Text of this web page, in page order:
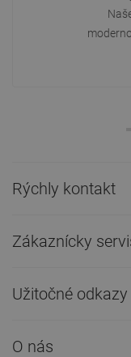
Rýchly kontakt
Zákaznícky
Užitočné odkazy
O nás